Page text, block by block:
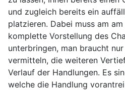
und zugleich bereits ein
platzieren. Dabei muss am
komplette Vorstellung des
unterbringen, man braucht
vermitteln, die weiteren
Verlauf der Handlungen. Es
welche die Handlung